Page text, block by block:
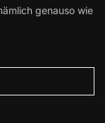
genauso wie